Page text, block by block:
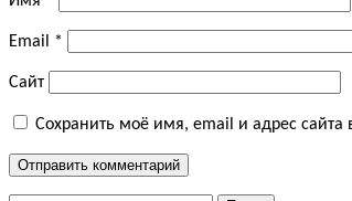
Email *
Сайт
Сохранить моё имя, email и адрес